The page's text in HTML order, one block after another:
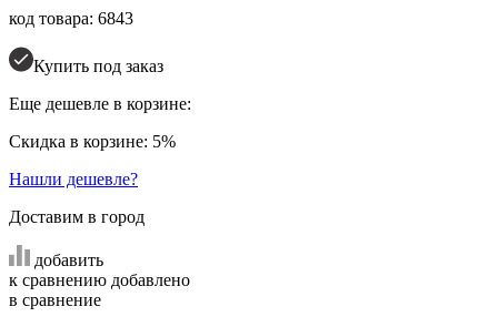
код товара: 6843
Купить под заказ
Еще дешевле в корзине:
Скидка в корзине: 5%
Нашли дешевле?
Доставим в город
добавить
к сравнению добавлено
в сравнение